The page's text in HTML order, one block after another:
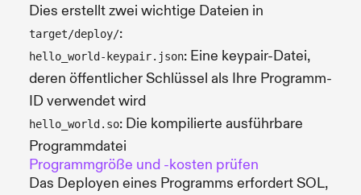
Dies erstellt zwei wichtige Dateien in
target/deploy/:
hello_world-keypair.json: Eine keypair-Datei,
deren öffentlicher Schlüssel als Ihre Programm-
ID verwendet wird
hello_world.so: Die kompilierte ausführbare
Programmdatei
Programmgröße und -kosten prüfen
Das Deployen eines Programms erfordert SOL,